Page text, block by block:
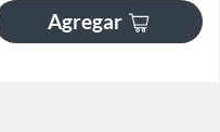
Agregar